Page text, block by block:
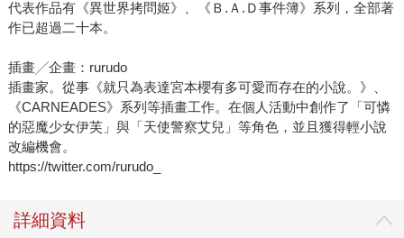
代表作品有《異世界拷問姬》、《Ｂ.Ａ.Ｄ事件簿》系列，全部著
作已超過二十本。
插畫╱企畫：rurudo
插畫家。從事《就只為表達宮本櫻有多可愛而存在的小說。》、
《CARNEADES》系列等插畫工作。在個人活動中創作了「可憐
的惡魔少女伊芙」與「天使警察艾兒」等角色，並且獲得輕小說
改編機會。
https://twitter.com/rurudo_
詳細資料